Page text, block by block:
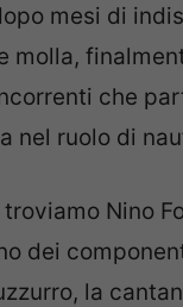
mesi di
molla,
che
nel ruolo di
Nino
dei
la